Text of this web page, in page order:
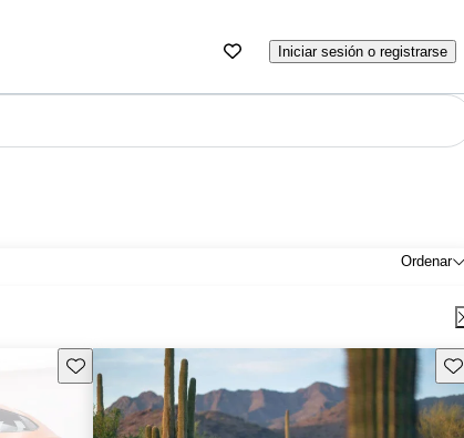
Iniciar sesión o registrarse
Ordenar
Guarda este Aviso